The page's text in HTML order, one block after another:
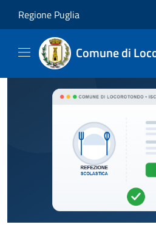
Regione Puglia
Comune di